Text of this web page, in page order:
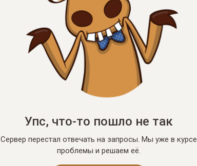
Упс, что-то пошло не так
Сервер перестал отвечать на запросы. Мы уже в курсе
проблемы и решаем её.